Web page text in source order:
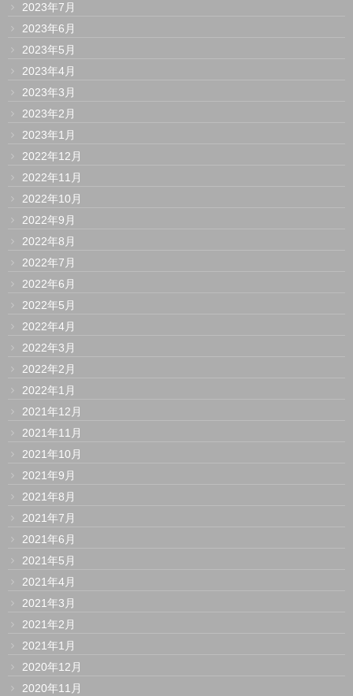
2023年7月
2023年6月
2023年5月
2023年4月
2023年3月
2023年2月
2023年1月
2022年12月
2022年11月
2022年10月
2022年9月
2022年8月
2022年7月
2022年6月
2022年5月
2022年4月
2022年3月
2022年2月
2022年1月
2021年12月
2021年11月
2021年10月
2021年9月
2021年8月
2021年7月
2021年6月
2021年5月
2021年4月
2021年3月
2021年2月
2021年1月
2020年12月
2020年11月